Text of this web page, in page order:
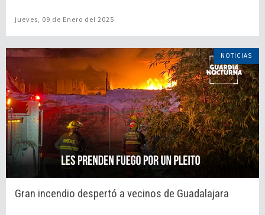
jueves, 09 de Enero del 2025
NOTICIAS
Gran incendio despertó a vecinos de Guadalajara